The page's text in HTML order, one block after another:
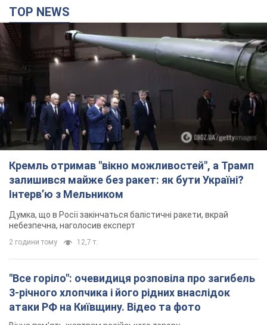
TOP NEWS
Кремль отримав "вікно можливостей", а Трамп
залишився майже без ракет: як бути Україні?
Інтерв’ю з Мельником
Думка, що в Росії закінчаться балістичні ракети, вкрай
небезпечна, наголосив експерт
2 години тому 12,7 т.
"Все горіло": очевидиця розповіла про загибель
3-річного хлопчика і його рідних внаслідок
атаки РФ на Київщину. Відео та фото